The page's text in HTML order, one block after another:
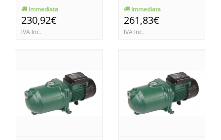
Immediata
230,92€
IVA Inc.
Immediata
261,83€
IVA Inc.